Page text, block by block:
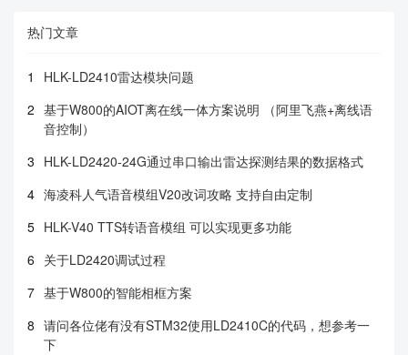
热门文章
1
HLK-LD2410雷达模块问题
2 基于W800的AIOT离在线一体方案说明 （阿里飞燕+离线语
音控制）
3 HLK-LD2420-24G通过串口输出雷达探测结果的数据格式
4 海凌科人气语音模组V20改词攻略 支持自由定制
5 HLK-V40 TTS转语音模组 可以实现更多功能
6 关于LD2420调试过程
7 基于W800的智能相框方案
8 请问各位佬有没有STM32使用LD2410C的代码，想参考一
下